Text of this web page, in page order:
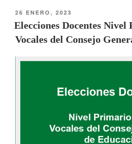
26 ENERO, 2023
Elecciones Docentes Nivel
Vocales del Consejo